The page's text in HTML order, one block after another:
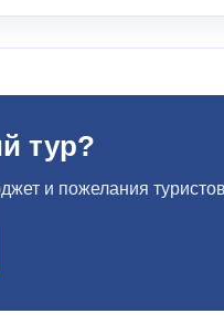
тур?
и пожелания